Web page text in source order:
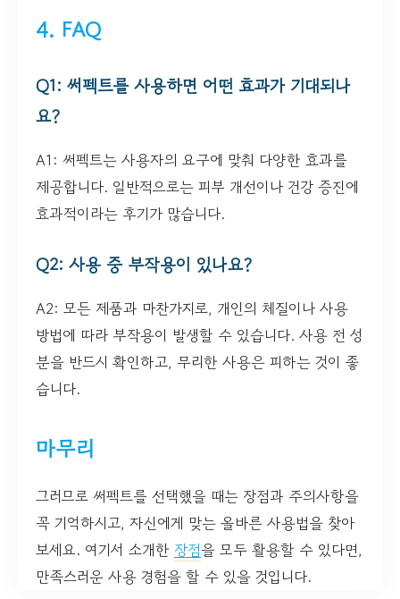
4. FAQ
Q1: 써펙트를 사용하면 어떤 효과가 기대되나
요?
A1: 써펙트는 사용자의 요구에 맞춰 다양한 효과를
제공합니다. 일반적으로는 피부 개선이나 건강 증진에
효과적이라는 후기가 많습니다.
Q2: 사용 중 부작용이 있나요?
A2: 모든 제품과 마찬가지로, 개인의 체질이나 사용
방법에 따라 부작용이 발생할 수 있습니다. 사용 전 성
분을 반드시 확인하고, 무리한 사용은 피하는 것이 좋
습니다.
마무리
그러므로 써펙트를 선택했을 때는 장점과 주의사항을
꼭 기억하시고, 자신에게 맞는 올바른 사용법을 찾아
보세요. 여기서 소개한 장점을 모두 활용할 수 있다면,
만족스러운 사용 경험을 할 수 있을 것입니다.